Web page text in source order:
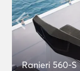
Ranieri 560-S